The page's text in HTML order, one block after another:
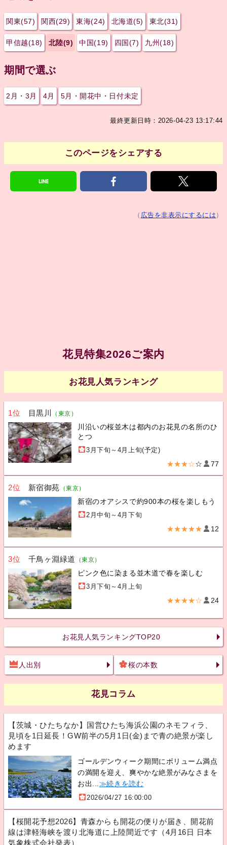
関東(57) 関西(29) 東海(24) 北海道(5) 東北(31)
甲信越(18) 北陸(9) 中国(19) 四国(7) 九州(18)
期間で選ぶ
2月・3月 4月 5月・開花中・日付未定
最終更新日時：2026-04-23 13:17:44
このページをシェアする
（ 広告を非表示にするには ）
花見特集2026ご案内
お花見人気ランキング
1位 目黒川 （東京）
川沿いの桜並木は都内のお花見の名所のひ
とつ
3月下旬～4月上旬(予定)
★★★☆☆ 77
2位 新宿御苑 （東京）
新宿のオアシスで約900本の桜を楽しもう
2月中旬～4月下旬
★★★★★ 12
3位 千鳥ヶ淵緑道 （東京）
ピンク色に染まる並木道で春を楽しむ
3月下旬～4月上旬
★★★★☆ 24
お花見人気ランキングTOP20
人出別 桜の本数
花見コラム
【茨城・ひたちなか】国営ひたち海浜公園のネモフィラ、
見頃を1日延長！GW前半の5月1日(金)まで青の絶景が楽し
めます
ゴールデンウィーク期間にボリューム満点
の満開を迎え、爽やかな絶景がみなさまを
お出...≫続きを読む
2026/04/27 16:00:00
【桜開花予想2026】青森からも開花の便りが届き、開花前
線は津軽海峡を渡り北海道に上陸間近です（4月16日 日本
気象株式会社発表）